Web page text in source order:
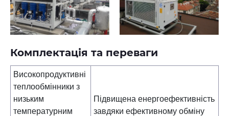
Комплектація та переваги
Високопродуктивні
теплообмінники з
низьким
температурним
Підвищена енергоефективність
завдяки ефективному обміну